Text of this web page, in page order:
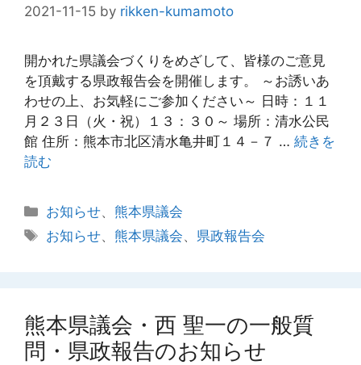
2021-11-15 by rikken-kumamoto
開かれた県議会づくりをめざして、皆様のご意見
を頂戴する県政報告会を開催します。 ～お誘いあ
わせの上、お気軽にご参加ください～ 日時：１１
月２３日（火・祝）１３：３０～ 場所：清水公民
館 住所：熊本市北区清水亀井町１４－７ … 続きを
読む
カ
テ
ゴ
お知らせ、熊本県議会
タ
お知らせ、熊本県議会、 県政報告会
熊本県議会・西 聖一の一般質
問・県政報告のお知らせ